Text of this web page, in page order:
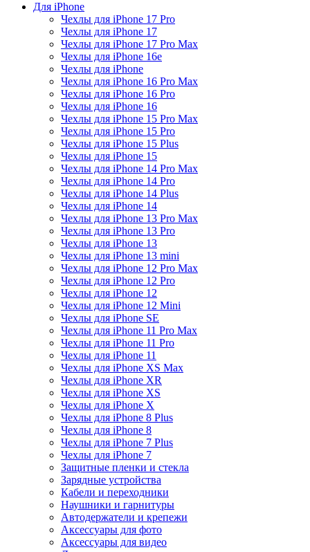
Для iPhone
Чехлы для iPhone 17 Pro
Чехлы для iPhone 17
Чехлы для iPhone 17 Pro Max
Чехлы для iPhone 16e
Чехлы для iPhone
Чехлы для iPhone 16 Pro Max
Чехлы для iPhone 16 Pro
Чехлы для iPhone 16
Чехлы для iPhone 15 Pro Max
Чехлы для iPhone 15 Pro
Чехлы для iPhone 15 Plus
Чехлы для iPhone 15
Чехлы для iPhone 14 Pro Max
Чехлы для iPhone 14 Pro
Чехлы для iPhone 14 Plus
Чехлы для iPhone 14
Чехлы для iPhone 13 Pro Max
Чехлы для iPhone 13 Pro
Чехлы для iPhone 13
Чехлы для iPhone 13 mini
Чехлы для iPhone 12 Pro Max
Чехлы для iPhone 12 Pro
Чехлы для iPhone 12
Чехлы для iPhone 12 Mini
Чехлы для iPhone SE
Чехлы для iPhone 11 Pro Max
Чехлы для iPhone 11 Pro
Чехлы для iPhone 11
Чехлы для iPhone XS Max
Чехлы для iPhone XR
Чехлы для iPhone XS
Чехлы для iPhone X
Чехлы для iPhone 8 Plus
Чехлы для iPhone 8
Чехлы для iPhone 7 Plus
Чехлы для iPhone 7
Защитные пленки и стекла
Зарядные устройства
Кабели и переходники
Наушники и гарнитуры
Автодержатели и крепежи
Аксессуары для фото
Аксессуары для видео